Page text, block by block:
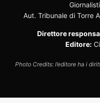
Aut. Tribunale di Torre
Direttore
Editore:
Photo Credits: l’editore ha i